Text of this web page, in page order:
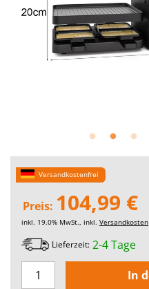
Versandkostenfrei
Preis: 104,99 €
inkl. 19.0% MwSt., inkl. Versandkosten
Lieferzeit: 2-4 Tage